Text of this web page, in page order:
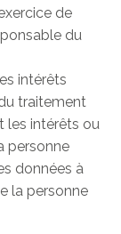
de
du
intérêts
traitement
les intérêts ou
personne
données à
la personne